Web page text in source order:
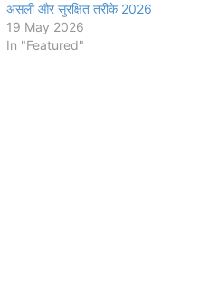
असली और सुरक्षित तरीके 2026
19 May 2026
In "Featured"